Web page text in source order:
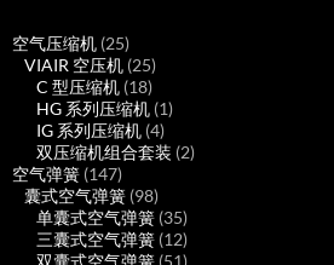
空气压缩机 2525
个
产
品
VIAIR 空压机 2525
个
产
品
C 型压缩机 1818
个
产
品
HG 系列压缩机 11
产
IG 系列压缩机 44
个
双压缩机组合套装 22
空气弹簧 147147
个
产
品
囊式空气弹簧 9898
个
产
品
单囊式空气弹簧 3535
个
产
三囊式空气弹簧 1212
个
双囊式空气弹簧 5151